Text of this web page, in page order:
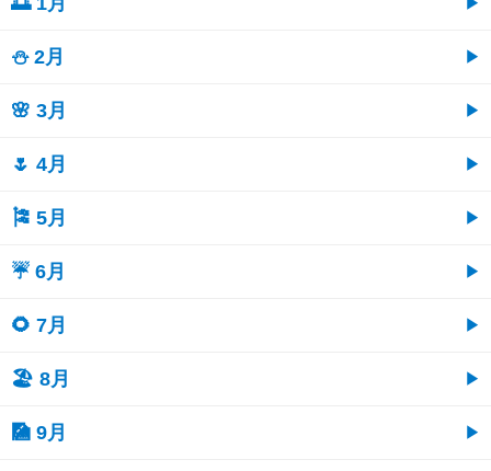
⛄ 2月
🌸 3月
🌷 4月
🎏 5月
☔ 6月
🌻 7月
🏖 8月
🎑 9月